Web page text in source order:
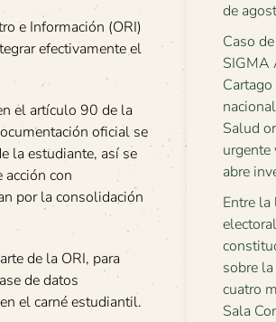
e Información (ORI)
efectivamente el
el artículo 90 de la
oficial se
la estudiante, así se
con
por la consolidación
de la ORI, para
de datos
el carné estudiantil.
de
Caso
SIGMA
Salud
urgente
abre
Entre
sobre
cuatro
Sala